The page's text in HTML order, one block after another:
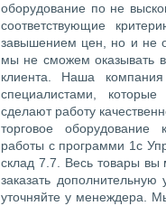
оборудование по не
соответствующие
завышением цен, но и не
мы не сможем оказывать
клиента. Наша компания
специалистами,
сделают работу
торговое оборудование
работы с программи 1с
склад 7.7. Весь товары вы
заказать
уточняйте у менеждера.